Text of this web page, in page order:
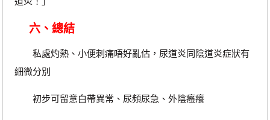
六、總結
私處灼熱、小便刺痛唔好亂估，尿道炎同陰道炎症狀有
細微分別
初步可留意白帶異常、尿頻尿急、外陰瘙癢